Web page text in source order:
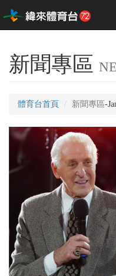
新聞專區
體育台首頁 新聞專區-